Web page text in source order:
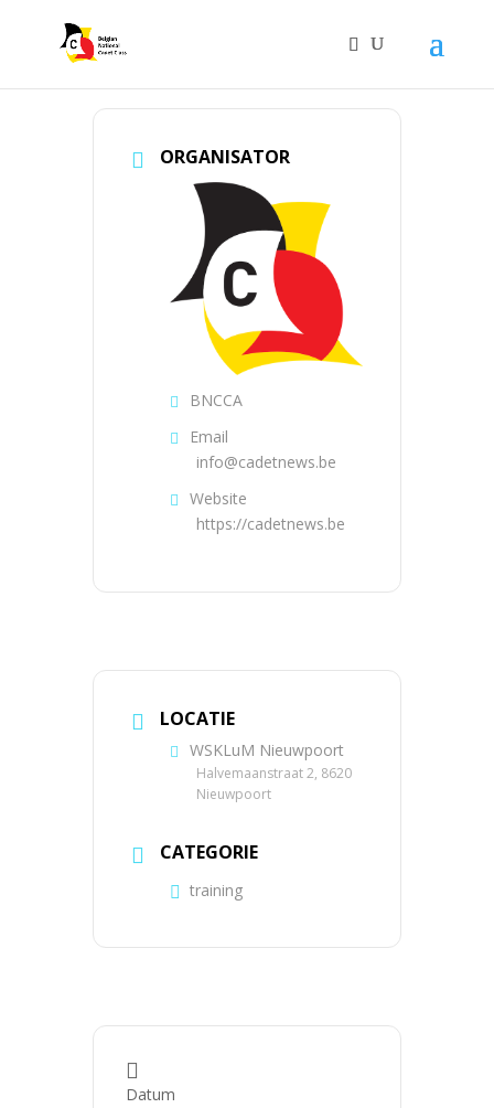
ORGANISATOR
BNCCA
Email
info@cadetnews.be
Website
https://cadetnews.be
LOCATIE
WSKLuM Nieuwpoort
Halvemaanstraat 2, 8620
Nieuwpoort
CATEGORIE
training
Datum